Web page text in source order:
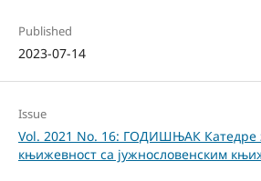
Published
2023-07-14
Issue
Vol. 2021 No. 16: ГОДИШЊАК Катедре
књижевност са јужнословенским